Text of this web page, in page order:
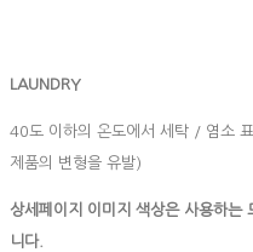
LAUNDRY
40도 이하의 온도에서 세탁 / 염소
제품의 변형을 유발)
상세페이지 이미지 색상은 사용하는
니다.